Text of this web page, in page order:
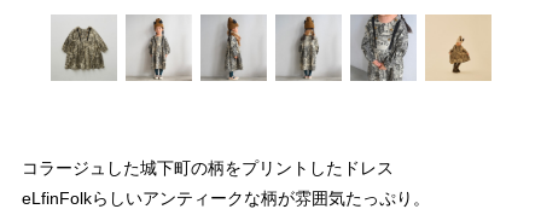
コラージュした城下町の柄をプリントしたドレス
eLfinFolkらしいアンティークな柄が雰囲気たっぷり。